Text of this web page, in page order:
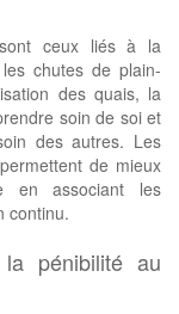
ceux liés à la
chutes de plain-
des quais, la
soin de soi et
des autres. Les
de mieux
en associant les
continu.
pénibilité au